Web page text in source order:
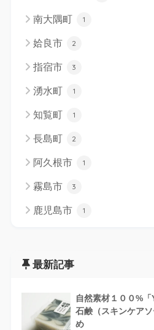
南大隅町 1
姶良市 2
指宿市 3
湧水町 1
知覧町 1
長島町 2
阿久根市 1
霧島市 3
鹿児島市 1
最新記事
自然素材１００%
石鹸（スキンケア
め